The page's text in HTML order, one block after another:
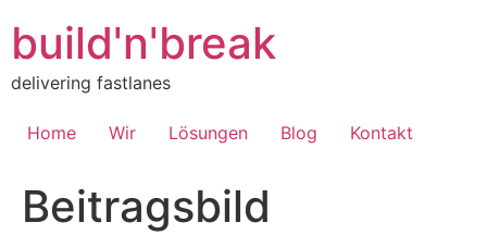
springen
build'n'break
delivering fastlanes
Home Wir Lösungen Blog Kontakt
Beitragsbild